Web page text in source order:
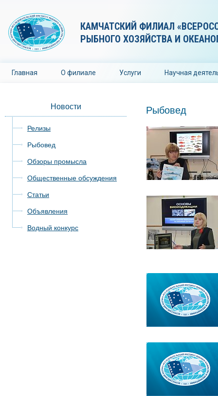
КАМЧАТСКИЙ ФИЛИАЛ
РЫБНОГО ХОЗЯЙСТВА И
Главная О филиале Услуги Научная
Новости
Релизы
Рыбовед
Обзоры промысла
Общественные обсуждения
Статьи
Объявления
Водный конкурс
Рыбовед